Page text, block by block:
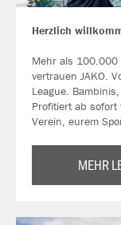
Herzlich
Mehr als
vertrauen JAKO.
League.
Profitiert ab
Verein, eurem
MEHR